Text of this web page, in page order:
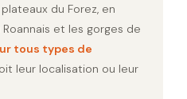
du Forez, en
et les gorges de
tous types de
leur localisation ou leur